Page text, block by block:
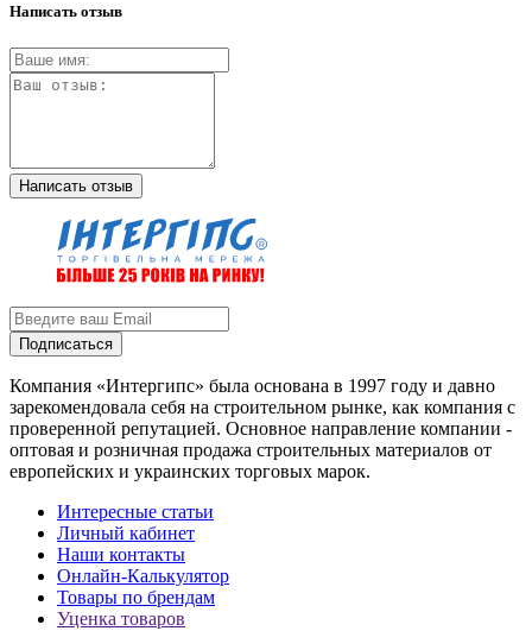
Написать отзыв
Написать отзыв
Подписаться
Компания «Интергипс» была основана в 1997 году и давно
зарекомендовала себя на строительном рынке, как компания с
проверенной репутацией. Основное направление компании -
оптовая и розничная продажа строительных материалов от
европейских и украинских торговых марок.
Интересные статьи
Личный кабинет
Наши контакты
Онлайн-Калькулятор
Товары по брендам
Уценка товаров